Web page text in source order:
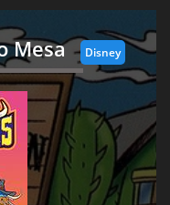
Mesa Disney